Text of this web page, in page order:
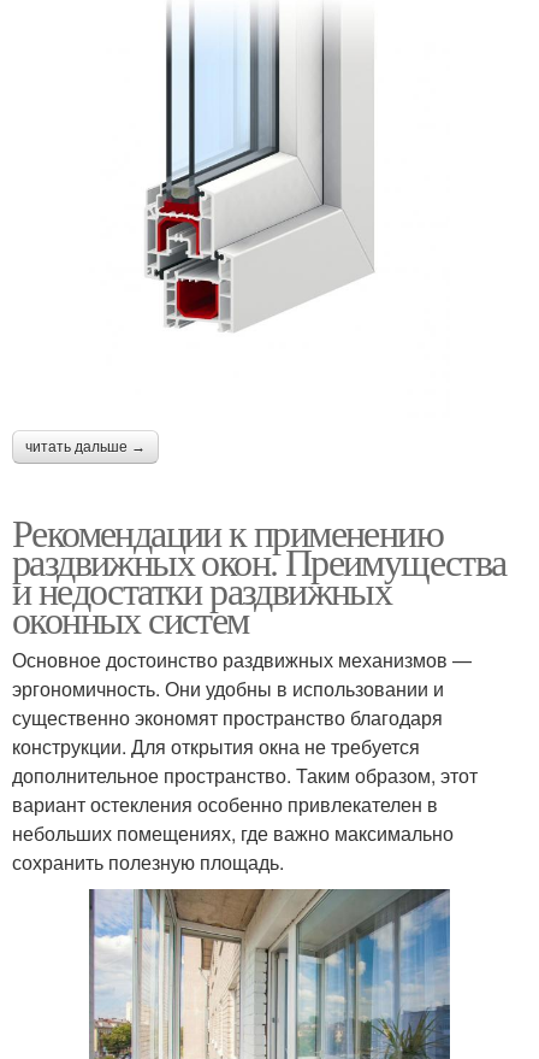
читать дальше →
Рекомендации к применению
раздвижных окон. Преимущества
и недостатки раздвижных
оконных систем
Основное достоинство раздвижных механизмов —
эргономичность. Они удобны в использовании и
существенно экономят пространство благодаря
конструкции. Для открытия окна не требуется
дополнительное пространство. Таким образом, этот
вариант остекления особенно привлекателен в
небольших помещениях, где важно максимально
сохранить полезную площадь.